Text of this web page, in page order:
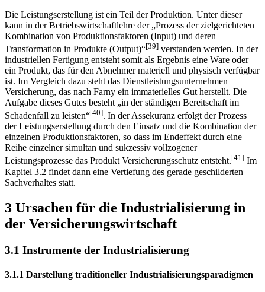
Die Leistungserstellung ist ein Teil der Produktion. Unter dieser
kann in der Betriebswirtschaftlehre der „Prozess der zielgerichteten
Kombination von Produktionsfaktoren (Input) und deren
Transformation in Produkte (Output)“[39] verstanden werden. In der
industriellen Fertigung entsteht somit als Ergebnis eine Ware oder
ein Produkt, das für den Abnehmer materiell und physisch verfügbar
ist. Im Vergleich dazu steht das Dienstleistungsunternehmen
Versicherung, das nach Farny ein immaterielles Gut herstellt. Die
Aufgabe dieses Gutes besteht „in der ständigen Bereitschaft im
Schadenfall zu leisten“[40]. In der Assekuranz erfolgt der Prozess
der Leistungserstellung durch den Einsatz und die Kombination der
einzelnen Produktionsfaktoren, so dass im Endeffekt durch eine
Reihe einzelner simultan und sukzessiv vollzogener
Leistungsprozesse das Produkt Versicherungsschutz entsteht.[41] Im
Kapitel 3.2 findet dann eine Vertiefung des gerade geschilderten
Sachverhaltes statt.
3 Ursachen für die Industrialisierung in
der Versicherungswirtschaft
3.1 Instrumente der Industrialisierung
3.1.1 Darstellung traditioneller Industrialisierungsparadigmen